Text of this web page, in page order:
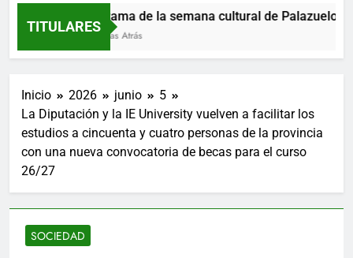
TITULARES
Programa de la semana cultural de Palazuelos de
20 Horas Atrás
Inicio 2026 junio
5
La Diputación y la IE University vuelven a facilitar los
estudios a cincuenta y cuatro personas de la provincia
con una nueva convocatoria de becas para el curso
26/27
SOCIEDAD